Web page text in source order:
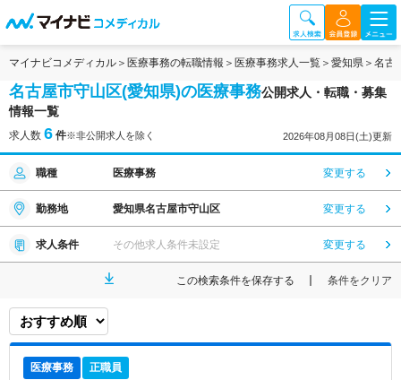
マイナビコメディカル 医療事務の転職情報 医療事務求人一覧 愛知県 名古
名古屋市守山区(愛知県)の医療事務公開求人・転職・募集
情報一覧
求人数 6 件※非公開求人を除く 2026年08月08日(土)更新
職種 医療事務 変更する
勤務地 愛知県名古屋市守山区 変更する
求人条件 その他求人条件未設定 変更する
この検索条件を保存する 条件をクリア
医療事務 正職員